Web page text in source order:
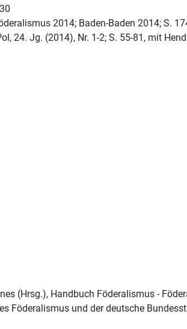
2014; Baden-Baden 2014; S.
24. Jg. (2014), Nr. 1-2; S. 55-81, mit
(Hrsg.), Handbuch Föderalismus -
Föderalismus und der deutsche